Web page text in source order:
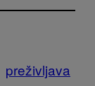
preživljava